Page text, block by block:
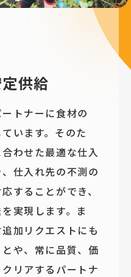
供給
トナーに食材の
います。そのた
わせた最適な仕入
仕入れ先の不測の
することができ、
実現します。ま
加リクエストにも
や、常に品質、価
リアするパートナ